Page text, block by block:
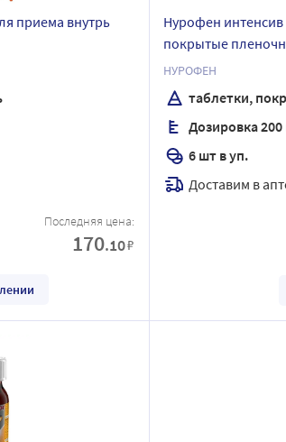
приема внутрь
Последняя цена:
170.10₽
Нурофен интенсив
покрытые
НУРОФЕН
таблетки,
Дозировка 200
6 шт в уп.
Доставим в